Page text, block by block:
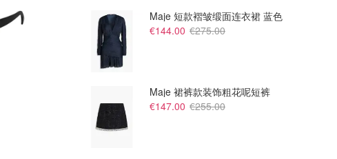
€1058.95
Cartier CT0546S 墨镜
€1870.98
Maje 短款褶皱缎面连衣裙 蓝色
€144.00 €275.00
Maje 裙裤款装饰粗花呢短裤
€147.00 €255.00